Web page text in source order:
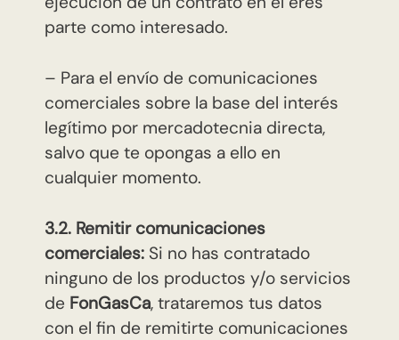
parte como interesado.
– Para el envío de comunicaciones
comerciales sobre la base del interés
legítimo por mercadotecnia directa,
salvo que te opongas a ello en
cualquier momento.
3.2. Remitir comunicaciones
comerciales: Si no has contratado
ninguno de los productos y/o servicios
de FonGasCa, trataremos tus datos
con el fin de remitirte comunicaciones